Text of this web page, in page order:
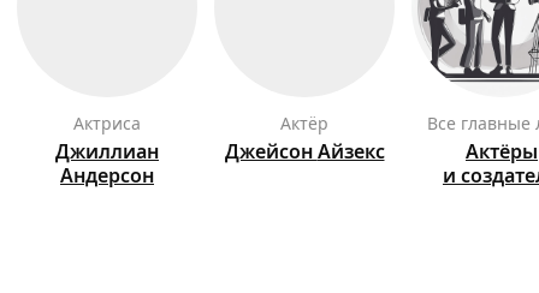
актриса
Джиллиан
Андерсон
актёр
ДжейсонАйзекс
Все
Актёры
и